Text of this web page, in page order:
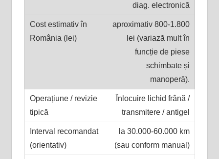
diag. electronică
aproximativ 800-1.800
lei (variază mult în
funcție de piese
schimbate și
manoperă).
Înlocuire lichid frână /
transmitere / antigel
la 30.000-60.000 km
(sau conform manual)